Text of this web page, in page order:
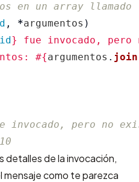
en un array llamado
, *argumentos )
id}
fue invocado,
#{argumentos . join
invocado, pero no
detalles de la invocación,
mensaje como te parezca